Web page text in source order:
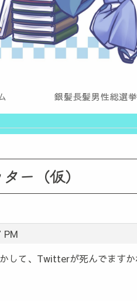
銀髪長髪男性総選挙
ー（仮）
PM
して、Twitterが死んでます